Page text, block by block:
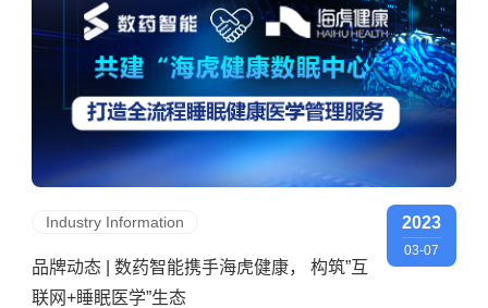
Industry Information
品牌动态 | 数药智能携手海虎健康， 构筑”互
联网+睡眠医学”生态
2023
03-07